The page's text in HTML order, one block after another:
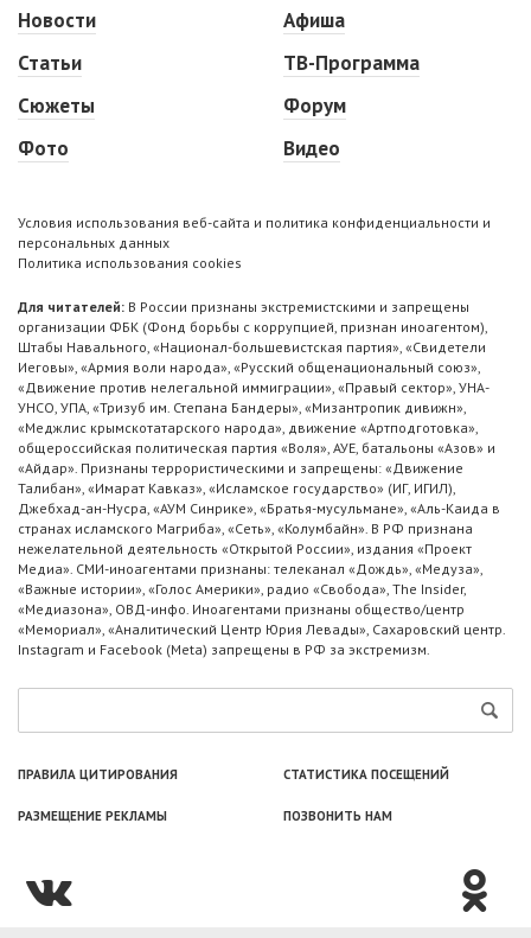
Новости
Статьи
Сюжеты
Фото
Афиша
ТВ-Программа
Форум
Видео
Условия использования веб-сайта и политика конфиденциальности и
персональных данных
Политика использования cookies
Для читателей: В России признаны экстремистскими и запрещены
организации ФБК (Фонд борьбы с коррупцией, признан иноагентом),
Штабы Навального, «Национал-большевистская партия», «Свидетели
Иеговы», «Армия воли народа», «Русский общенациональный союз»,
«Движение против нелегальной иммиграции», «Правый сектор», УНА-
УНСО, УПА, «Тризуб им. Степана Бандеры», «Мизантропик дивижн»,
«Меджлис крымскотатарского народа», движение «Артподготовка»,
общероссийская политическая партия «Воля», АУЕ, батальоны «Азов» и
«Айдар». Признаны террористическими и запрещены: «Движение
Талибан», «Имарат Кавказ», «Исламское государство» (ИГ, ИГИЛ),
Джебхад-ан-Нусра, «АУМ Синрике», «Братья-мусульмане», «Аль-Каида в
странах исламского Магриба», «Сеть», «Колумбайн». В РФ признана
нежелательной деятельность «Открытой России», издания «Проект
Медиа». СМИ-иноагентами признаны: телеканал «Дождь», «Медуза»,
«Важные истории», «Голос Америки», радио «Свобода», The Insider,
«Медиазона», ОВД-инфо. Иноагентами признаны общество/центр
«Мемориал», «Аналитический Центр Юрия Левады», Сахаровский центр.
Instagram и Facebook (Metа) запрещены в РФ за экстремизм.
ПРАВИЛА ЦИТИРОВАНИЯ СТАТИСТИКА ПОСЕЩЕНИЙ
РАЗМЕЩЕНИЕ РЕКЛАМЫ ПОЗВОНИТЬ НАМ